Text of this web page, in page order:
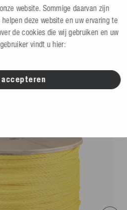
1 2
website. Sommige daarvan zijn
deze website en uw ervaring te
de cookies die wij gebruiken en uw
vindt u hier:
accepteren